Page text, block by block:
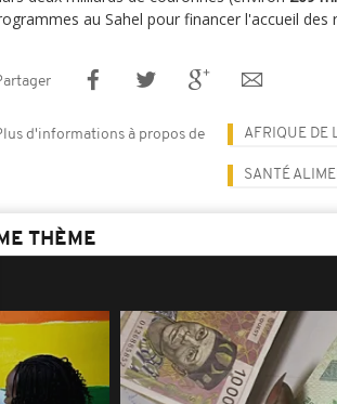
au Sahel pour financer l'accueil des
d'informations à propos de AFRIQUE DE
SANTÉ
THÈME